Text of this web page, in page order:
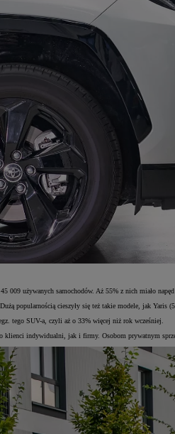
009 używanych samochodów. Aż 55% z nich miało
popularnością cieszyły się też takie modele, jak Yaris
tego SUV-a, czyli aż o 33% więcej niż rok wcześniej.
indywidualni, jak i firmy. Osobom prywatnym